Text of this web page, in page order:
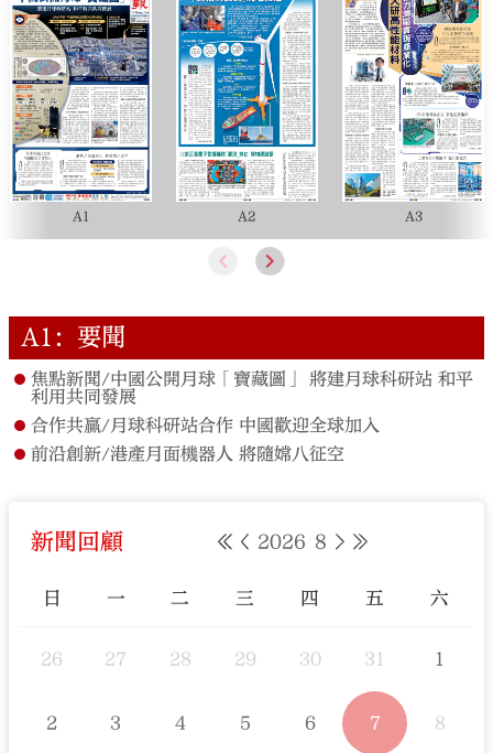
A1 A2 A3
A1：要聞
焦點新聞/中國公開月球「寶藏圖」 將建月球科研站 和平
利用共同發展
合作共贏/月球科研站合作 中國歡迎全球加入
前沿創新/港產月面機器人 將隨嫦八征空
新聞回顧 2026 8
日 一 二 三 四 五 六
26 27 28 29 30 31 1
2 3 4 5 6 7 8